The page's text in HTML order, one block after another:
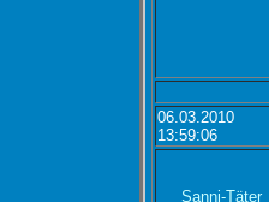
06.03.2010
13:59:06
Sanni-Täter